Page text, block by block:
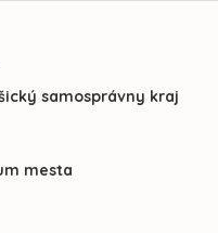
samosprávny kraj
mesta